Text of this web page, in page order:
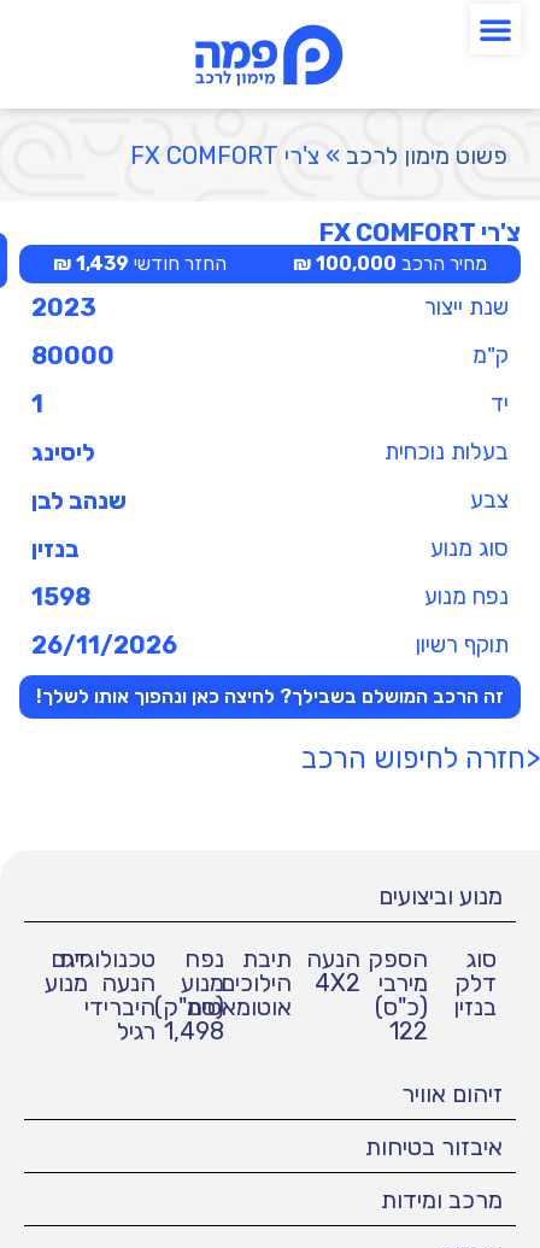
פשוט מימון לרכב » צ'רי FX COMFORT
צ'רי FX COMFORT
מחיר הרכב 100,000 ₪ החזר חודשי 1,439 ₪
שנת ייצור 2023
ק"מ 80000
יד 1
בעלות נוכחית ליסינג
צבע שנהב לבן
סוג מנוע בנזין
נפח מנוע 1598
תוקף רשיון 26/11/2026
זה הרכב המושלם בשבילך? לחיצה כאן ונהפוך אותו לשלך!
<חזרה לחיפוש הרכב
מנוע וביצועים
סוג
דלק
בנזין
הספק
מירבי
(כ"ס)
122
הנעה
4X2
תיבת
הילוכים
אוטומאטית
נפח
מנוע
(סמ"ק)
1,498
טכנולוגיית
הנעה
היברידי
רגיל
דגם
מנוע
זיהום אוויר
איבזור בטיחות
מרכב ומידות